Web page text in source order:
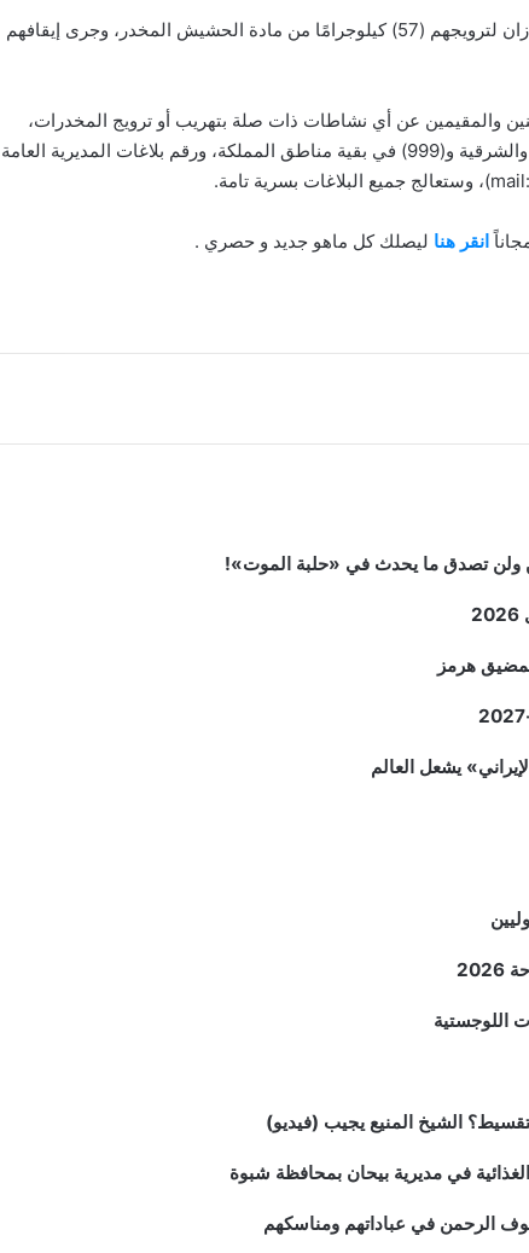
قبضت المديرية العامة لمكافحة المخدرات على (3) مواطنين بمنطقة جازان لترويجهم (57) كيلوجرامًا من مادة الحشيش المخدر، وجرى إيقافهم
والمقيمين عن أي نشاطات ذات صلة بتهريب أو ترويج المخدرات،
وذلك من خلال الاتصال بالأرقام (911) في مناطق مكة المكرمة والرياض والشرقية و(999) في بقية مناطق المملكة، ورقم بلاغات المديرية العامة
انقر هنا ليصلك كل ماهو جديد و حصري .
هرمز
اللوجستية
الشيخ المنيع يجيب (فيديو)